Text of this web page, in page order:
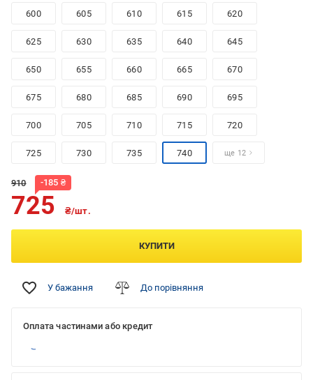
600 605 610 615 620
625 630 635 640 645
650 655 660 665 670
675 680 685 690 695
700 705 710 715 720
725 730 735 740 ще 12
910 -185 ₴
725 ₴/шт.
КУПИТИ
У бажання До порівняння
Оплата частинами або кредит